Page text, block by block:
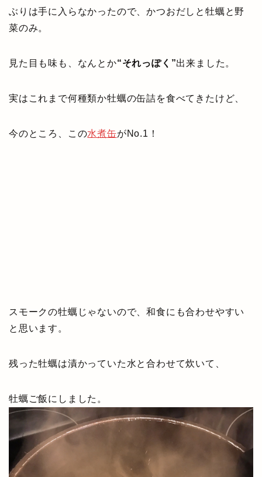
ぶりは手に入らなかったので、かつおだしと牡蠣と野
菜のみ。
見た目も味も、なんとか“それっぽく”出来ました。
実はこれまで何種類か牡蠣の缶詰を食べてきたけど、
今のところ、この水煮缶がNo.1！
スモークの牡蠣じゃないので、和食にも合わせやすい
と思います。
残った牡蠣は漬かっていた水と合わせて炊いて、
牡蠣ご飯にしました。